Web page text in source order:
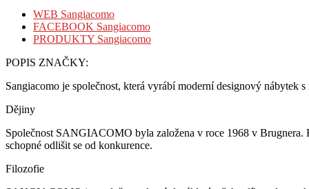
WEB Sangiacomo
FACEBOOK Sangiacomo
PRODUKTY Sangiacomo
POPIS ZNAČKY:
Sangiacomo je společnost, která vyrábí moderní designový nábytek
Dějiny
Společnost SANGIACOMO byla založena v roce 1968 v
schopné odlišit se od konkurence.
Filozofie